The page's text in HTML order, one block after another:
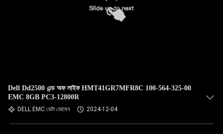
Dell Dd2500 এন্ড অফ লাইফ HMT41GR7MFR8C 100-564-325-00
EMC 8GB PC3-12800R
DELL EMC ডেটা ডোমেন 2024-12-04